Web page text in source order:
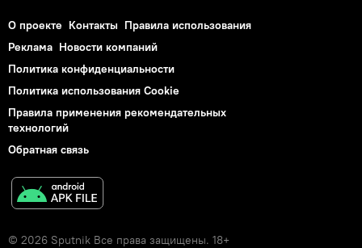
О проекте Контакты Правила использования
Реклама Новости компаний
Политика конфиденциальности
Политика использования Cookie
Правила применения рекомендательных
технологий
Обратная связь
© 2026 Sputnik Все права защищены. 18+